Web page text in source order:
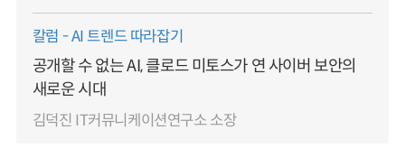
칼럼 - AI 트렌드 따라잡기
공개할 수 없는 AI, 클로드 미토스가 연 사이버 보안의
새로운 시대
김덕진 IT커뮤니케이션연구소 소장